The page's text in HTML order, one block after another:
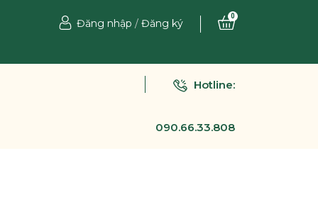
Đăng nhập / Đăng ký
0
Hotline:
090.66.33.808